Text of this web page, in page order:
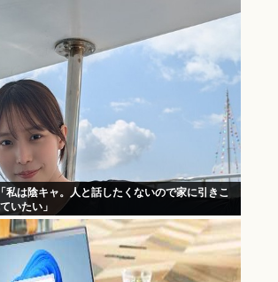
私は陰キャ。人と話したくないので家に引きこ
いたい」